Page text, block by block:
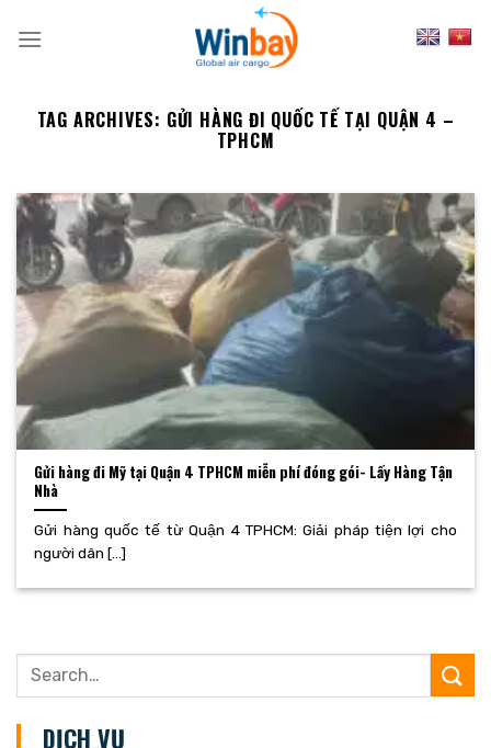
TAG ARCHIVES: GỬI HÀNG ĐI QUỐC TẾ TẠI QUẬN 4 –
TPHCM
Gửi hàng đi Mỹ tại Quận 4 TPHCM miễn phí đóng gói- Lấy Hàng Tận
Nhà
Gửi hàng quốc tế từ Quận 4 TPHCM: Giải pháp tiện lợi cho
người dân [...]
DỊCH VỤ